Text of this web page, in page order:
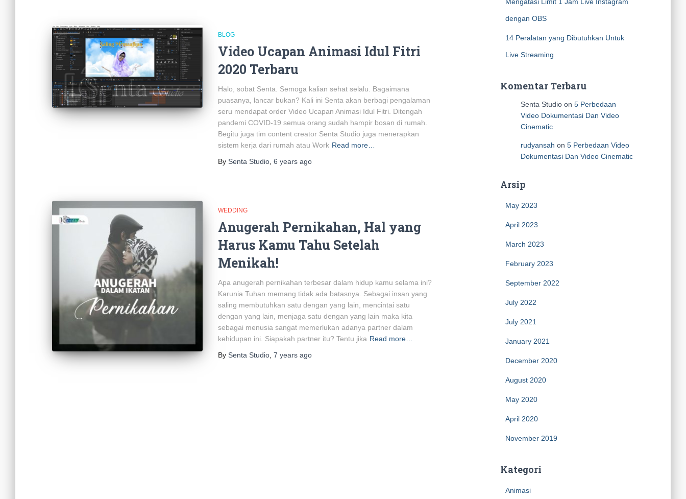
BLOG
Video Ucapan Animasi Idul Fitri
2020 Terbaru
Halo, sobat Senta. Semoga kalian sehat selalu. Bagaimana
puasanya, lancar bukan? Kali ini Senta akan berbagi pengalaman
seru mendapat order Video Ucapan Animasi Idul Fitri. Ditengah
pandemi COVID-19 semua orang sudah hampir bosan di rumah.
Begitu juga tim content creator Senta Studio juga menerapkan
sistem kerja dari rumah atau Work Read more…
By Senta Studio 6 years ago
WEDDING
Anugerah Pernikahan, Hal yang
Harus Kamu Tahu Setelah
Menikah!
Apa anugerah pernikahan terbesar dalam hidup kamu selama ini?
Karunia Tuhan memang tidak ada batasnya. Sebagai insan yang
saling membutuhkan satu dengan yang lain, mencintai satu
dengan yang lain, menjaga satu dengan yang lain maka kita
sebagai menusia sangat memerlukan adanya partner dalam
kehidupan ini. Siapakah partner itu? Tentu jika Read more…
By Senta Studio 7 years ago
dengan OBS
14 Peralatan yang Dibutuhkan Untuk
Live Streaming
Komentar Terbaru
Senta Studioon 5 Perbedaan
Video Dokumentasi Dan Video
Cinematic
rudyansah on 5 Perbedaan Video
Dokumentasi Dan Video Cinematic
Arsip
May 2023
April 2023
March 2023
February 2023
September 2022
July 2022
July 2021
January 2021
December 2020
August 2020
May 2020
April 2020
November 2019
Kategori
Animasi